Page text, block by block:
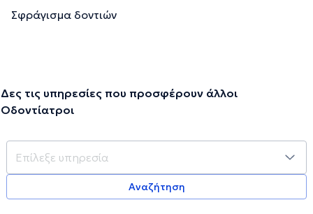
Σφράγισμα δοντιών
Δες τις υπηρεσίες που προσφέρουν άλλοι
Οδοντίατροι
Αναζήτηση